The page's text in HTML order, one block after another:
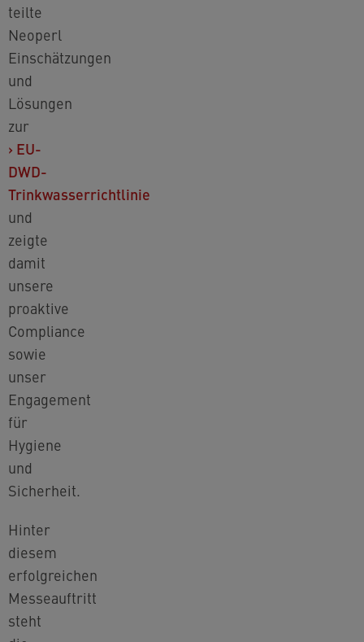
teilte
Neoperl
Einschätzungen
und
Lösungen
zur
› EU-
DWD-
Trinkwasserrichtlinie
und
zeigte
damit
unsere
proaktive
Compliance
sowie
unser
Engagement
für
Hygiene
und
Sicherheit.
Hinter
diesem
erfolgreichen
Messeauftritt
steht